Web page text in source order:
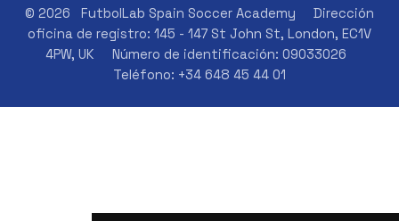
© 2026 FutbolLab Spain Soccer Academy
Dirección
oficina de registro: 145 - 147 St John St, London, EC1V
4PW, UK
Número de identificación: 09033026
Teléfono: +34 648 45 44 01